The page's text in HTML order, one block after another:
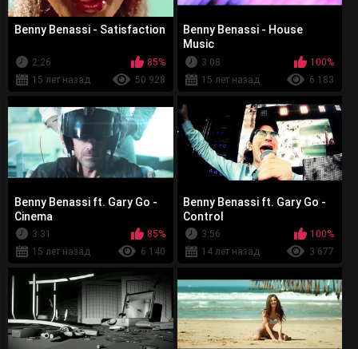
Benny Benassi - Satisfaction
2:26
85%
15 лет назад
50 928
Benny Benassi - House
Music
3:08
100%
15 лет назад
6 183
Benny Benassi ft. Gary Go -
Cinema
3:31
85%
15 лет назад
6 140
Benny Benassi ft. Gary Go -
Control
3:56
100%
14 лет назад
3 677